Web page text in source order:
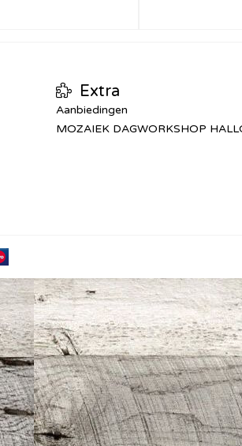
Extra
Aanbiedingen
MOZAIEK DAGWORKSHOP